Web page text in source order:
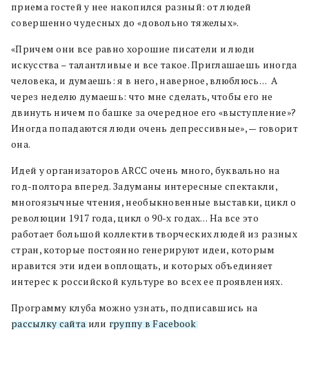
приема гостей у нее накопился разный: от людей
совершенно чудесных до «довольно тяжелых».
«Причем они все равно хорошие писатели и люди
искусства – талантливые и все такое. Приглашаешь иногда
человека, и думаешь: я в него, наверное, влюблюсь… А
через неделю думаешь: что мне сделать, чтобы его не
двинуть ничем по башке за очередное его «выступление»?
Иногда попадаются люди очень депрессивные», — говорит
она.
Идей у организаторов ARCC очень много, буквально на
год-полтора вперед. Задуманы интересные спектакли,
многоязычные чтения, необыкновенные выставки, цикл о
революции 1917 года, цикл о 90-х годах… На все это
работает большой коллектив творческих людей из разных
стран, которые постоянно генерируют идеи, которым
нравится эти идеи воплощать, и которых объединяет
интерес к российской культуре во всех ее проявлениях.
Программу клуба можно узнать, подписавшись на
рассылку сайта или группу в Facebook.